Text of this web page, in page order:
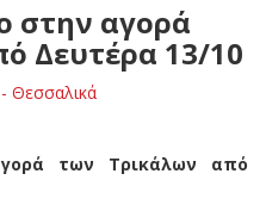
στην αγορά
Δευτέρα 13/10
Θεσσαλικά
των Τρικάλων από